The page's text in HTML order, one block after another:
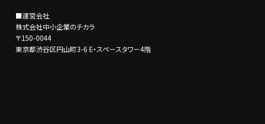
■運営会社
株式会社中小企業のチカラ
〒150-0044
東京都渋谷区円山町3-6 E・スペースタワー4階